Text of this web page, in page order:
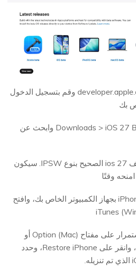
توجه إلى developer.apple.com وقم بتسجيل الدخول
انتقل إلى Downloads > iOS 27 Beta وابحث عن
قم بتحميل ملف ios 27 الصحيح بنوع IPSW. سيكون
وقتًا
قم بتوصيل iPhone بجهاز الكمبيوتر الخاص بك، وافتح
اضغط مع الاستمرار على مفتاح Option (Mac) أو
مفتاح Shift (Windows)، وانقر على Restore iPhone، وحدد